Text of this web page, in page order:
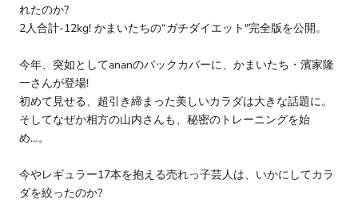
れたのか?
2人合計-12kg! かまいたちの“ガチダイエット"完全版を公開。
今年、突如としてananのバックカバーに、かまいたち・濱家隆
一さんが登場!
初めて見せる、超引き締まった美しいカラダは大きな話題に。
そしてなぜか相方の山内さんも、秘密のトレーニングを始
め…。
今やレギュラー17本を抱える売れっ子芸人は、いかにしてカラ
ダを絞ったのか?